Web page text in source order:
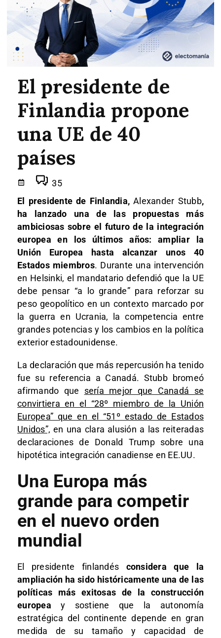
El presidente de
Finlandia propone
una UE de 40
países
35
El presidente de Finlandia,Alexander Stubb,
ha lanzado una de las propuestas más
ambiciosas sobre el futuro de la integración
europea en los últimos años: ampliar la
Unión Europea hasta alcanzar unos 40
Estados miembros. Durante una intervención
en Helsinki, el mandatario defendió que la UE
debe pensar “a lo grande” para reforzar su
peso geopolítico en un contexto marcado por
la guerra en Ucrania, la competencia entre
grandes potencias y los cambios en la política
exterior estadounidense.
La declaración que más repercusión ha tenido
fue su referencia a Canadá. Stubb bromeó
afirmando que sería mejor que Canadá se
convirtiera en el “28º miembro de la Unión
Europea” que en el “51º estado de Estados
Unidos”, en una clara alusión a las reiteradas
declaraciones de Donald Trump sobre una
hipotética integración canadiense en EE.UU.
Una Europa más
grande para competir
en el nuevo orden
mundial
El presidente finlandés considera que la
ampliación ha sido históricamente una de las
políticas más exitosas de la construcción
europea y sostiene que la autonomía
estratégica del continente depende en gran
medida de su tamaño y capacidad de